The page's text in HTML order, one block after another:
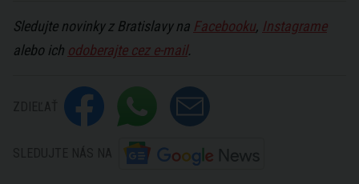
Sledujte novinky z Bratislavy na Facebooku, Instagrame
alebo ich odoberajte cez e-mail.